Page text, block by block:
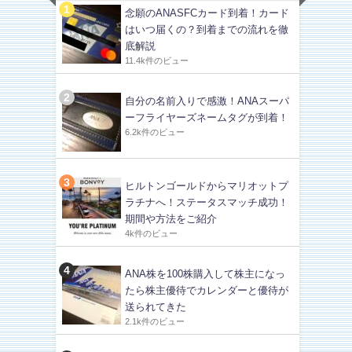
念願のANASFCカード到着！カード
はいつ届くの？到着までの流れを徹
底解説
11.4k件のビュー
自分の名前入りで感激！ANAスーパ
ーフライヤーズネームタグが到着！
6.2k件のビュー
ヒルトンゴールドからマリオットプ
ラチナへ！ステータスマッチ成功！
期間や方法をご紹介
4k件のビュー
ANA株を100株購入して株主になっ
たら株主優待でカレンダーと優待が
送られてきた
2.1k件のビュー